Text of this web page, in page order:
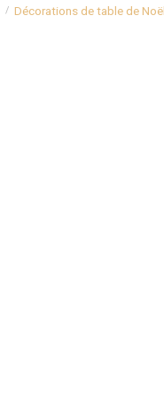
/ Décorations de table de Noël